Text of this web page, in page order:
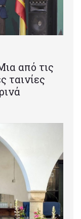
από τις
ταινίες